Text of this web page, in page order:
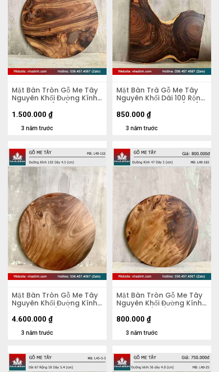
Mặt Bàn Tròn Gỗ Me Tây
Nguyên Khối Đường Kính
74 Dày 3.9 (cm)
3 năm trước
1.500.000 ₫
Mặt Bàn Trà Gỗ Me Tây
Nguyên Khối Dài 100 Rộng
67-44-90 Dày 2,8 (cm)
3 năm trước
850.000 ₫
Mặt Bàn Tròn Gỗ Me Tây
Nguyên Khối Đường Kính
103 Dày 4,5 (cm)
3 năm trước
4.600.000 ₫
Mặt Bàn Tròn Gỗ Me Tây
Nguyên Khối Đường Kính
47 Dày 5 (cm)
3 năm trước
800.000 ₫